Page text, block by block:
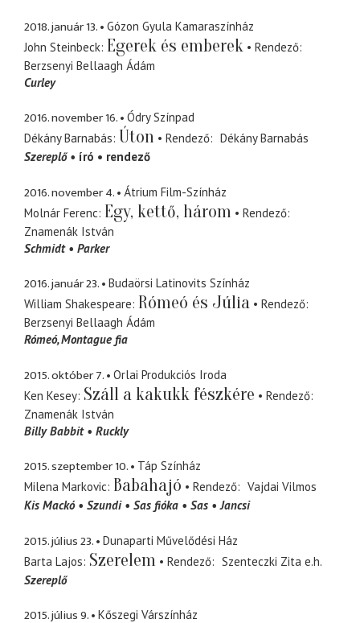
2018. január 13.
Gózon Gyula Kamaraszínház
John Steinbeck Egerek és emberek
Rendező
Berzsenyi Bellaagh Ádám
Curley
2016. november 16.
Ódry Színpad
Dékány Barnabás Úton Rendező
Dékány Barnabás
Szereplő
író rendező
2016. november 4.
Átrium Film-Színház
Molnár Ferenc Egy, kettő, három
Rendező
Znamenák István
Schmidt
Parker
2016. január 23.
Budaörsi Latinovits Színház
William Shakespeare Rómeó és Júlia
Rendező
Berzsenyi Bellaagh Ádám
Rómeó Montague fia
2015. október 7.
Orlai Produkciós Iroda
Ken Kesey Száll a kakukk fészkére
Rendező
Znamenák István
Billy Babbit
Ruckly
2015. szeptember 10.
Táp Színház
Milena Markovic Babahajó Rendező
Vajdai Vilmos
Kis Mackó
Szundi Sas fióka Sas Jancsi
2015. július 23.
Dunaparti Művelődési Ház
Barta Lajos Szerelem Rendező Szenteczki Zita e.h.
Szereplő
2015. július 9.
Kőszegi Várszínház